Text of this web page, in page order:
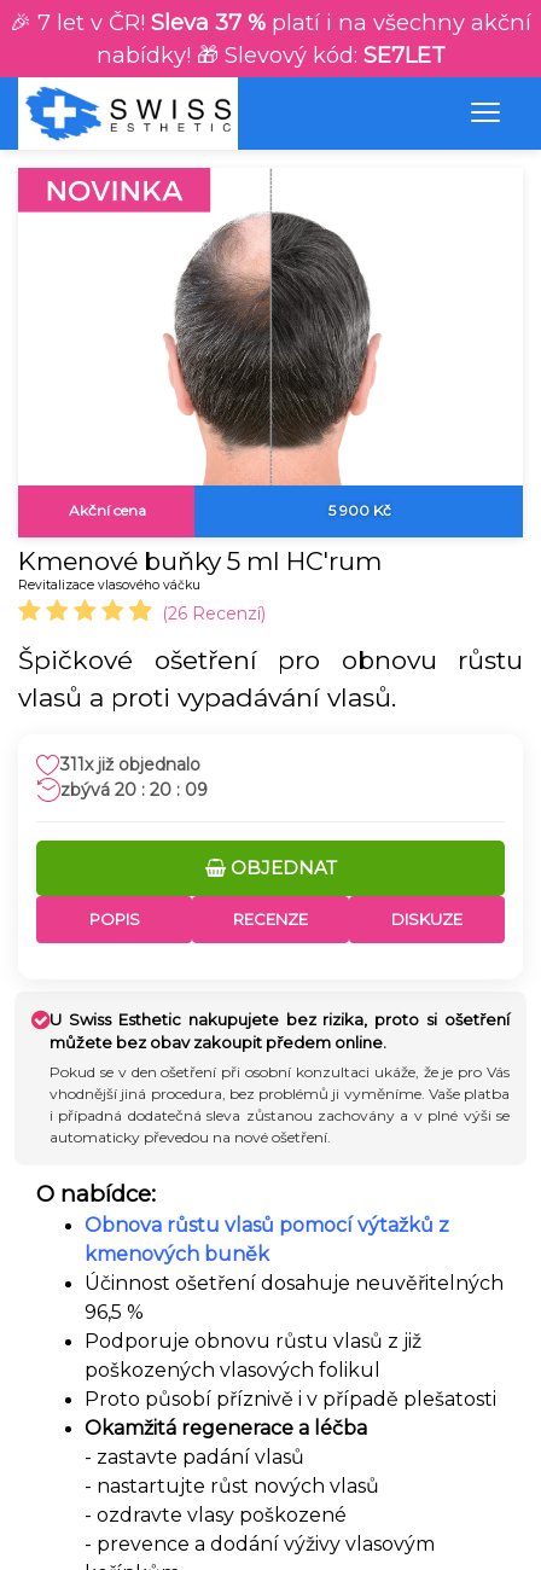
🎉 7 let v ČR! Sleva 37 % platí i na všechny akční
nabídky! 🎁 Slevový kód: SE7LET
Akční cena 5 900 Kč
Kmenové buňky 5 ml HC'rum
Revitalizace vlasového váčku
(26 Recenzí)
Špičkové ošetření pro obnovu růstu
vlasů a proti vypadávání vlasů.
311x již objednalo
20 : 20 : 08
OBJEDNAT
POPIS RECENZE DISKUZE
U Swiss Esthetic nakupujete bez rizika, proto si ošetření
můžete bez obav zakoupit předem online.
Pokud se v den ošetření při osobní konzultaci ukáže, že je pro Vás
vhodnější jiná procedura, bez problémů ji vyměníme. Vaše platba
i případná dodatečná sleva zůstanou zachovány a v plné výši se
automaticky převedou na nové ošetření.
O nabídce:
Obnova růstu vlasů pomocí výtažků z
kmenových buněk
Účinnost ošetření dosahuje neuvěřitelných
96,5 %
Podporuje obnovu růstu vlasů z již
poškozených vlasových folikul
Proto působí příznivě i v případě plešatosti
Okamžitá regenerace a léčba
- zastavte padání vlasů
- nastartujte růst nových vlasů
- ozdravte vlasy poškozené
- prevence a dodání výživy vlasovým